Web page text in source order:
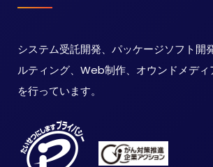
システム受託開発、パッケージソフト開
ルティング、Web制作、オウンドメディ
を行っています。